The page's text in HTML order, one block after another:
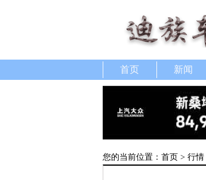
首页 新闻
您的当前位置： 首页 > 行情